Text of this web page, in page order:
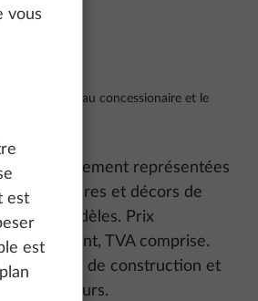
jusqu'au concessionaire et le
d’équipement représentées
garnitures et décors de
et modèles. Prix
engagement, TVA comprise.
de construction et
que d’erreurs.
vous
est
est